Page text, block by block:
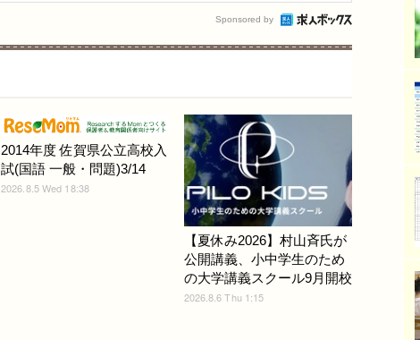
Sponsored by
2014年度 佐賀県公立高校入
試(国語 一般・問題)3/14
2026.8.5 Wed 18:38
【夏休み2026】村山斉氏が
公開講義、小中学生のため
の大学講義スクール9月開校
2026.8.6 Thu 1:15